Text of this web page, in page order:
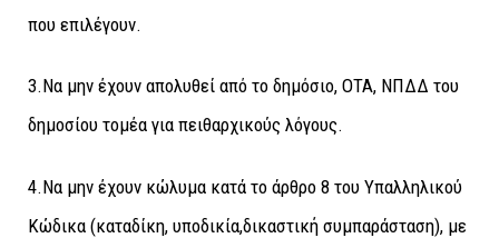
που επιλέγουν.
3.Να μην έχουν απολυθεί από το δημόσιο, ΟΤΑ, ΝΠΔΔ του
δημοσίου τομέα για πειθαρχικούς λόγους.
4.Να μην έχουν κώλυμα κατά το άρθρο 8 του Υπαλληλικού
Κώδικα (καταδίκη, υποδικία,δικαστική συμπαράσταση), με